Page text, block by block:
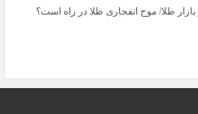
طلا/ موج انفجاری طلا در راه است؟